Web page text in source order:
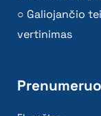
Galiojančio
vertinimas